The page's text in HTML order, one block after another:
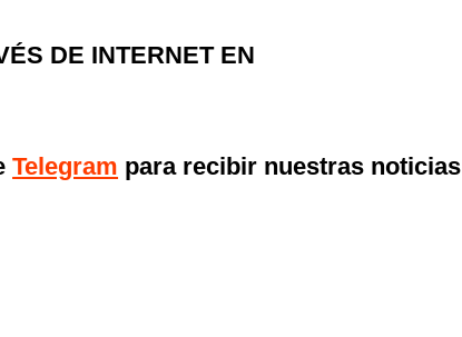
DE INTERNET EN
Telegram para recibir nuestras noticias